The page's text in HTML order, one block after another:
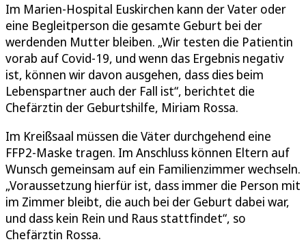
Im Marien-Hospital Euskirchen kann der Vater oder
eine Begleitperson die gesamte Geburt bei der
werdenden Mutter bleiben. „Wir testen die Patientin
vorab auf Covid-19, und wenn das Ergebnis negativ
ist, können wir davon ausgehen, dass dies beim
Lebenspartner auch der Fall ist“, berichtet die
Chefärztin der Geburtshilfe, Miriam Rossa.
Im Kreißsaal müssen die Väter durchgehend eine
FFP2-Maske tragen. Im Anschluss können Eltern auf
Wunsch gemeinsam auf ein Familienzimmer wechseln.
„Voraussetzung hierfür ist, dass immer die Person mit
im Zimmer bleibt, die auch bei der Geburt dabei war,
und dass kein Rein und Raus stattfindet“, so
Chefärztin Rossa.